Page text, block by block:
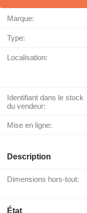
Marque:
Type:
Localisation:
Identifiant dans le stock
du vendeur:
Mise en ligne:
Description
Dimensions hors-tout:
État